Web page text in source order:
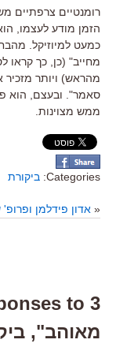
רומנטיים צרפתיים
הזמן מודע לעצמו,
כמעט למיוזיקל.
מחייב" (כן, כך קראו
סאמר". ובעצם, הוא
ממש מצוינות.
Categories: ביקורת
« אדון פידלמן
מאוהב",